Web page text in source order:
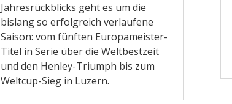
Jahresrückblicks geht es um die
bislang so erfolgreich verlaufene
Saison: vom fünften Europameister-
Titel in Serie über die Weltbestzeit
und den Henley-Triumph bis zum
Weltcup-Sieg in Luzern.